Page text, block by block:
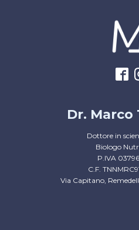
Dr. Marco
Dottore in
Biologo
P.IVA
C.F.
Via Capitano,